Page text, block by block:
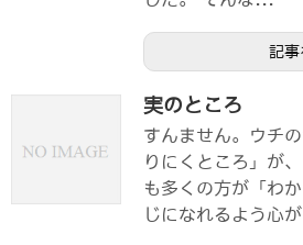
記事
実のところ
すんません。ウチ
りにくところ」が
も多くの方が「わ
じになれるよう心